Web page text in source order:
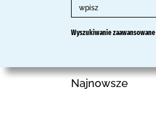
Wyszukiwanie zaawansowane
Najnowsze